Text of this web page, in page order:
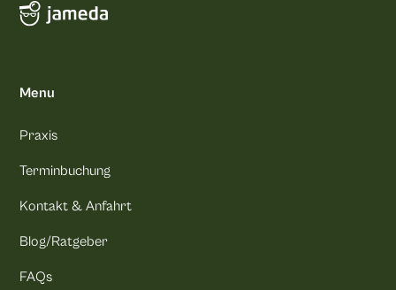
Menu
Praxis
Terminbuchung
Kontakt & Anfahrt
Blog/Ratgeber
FAQs